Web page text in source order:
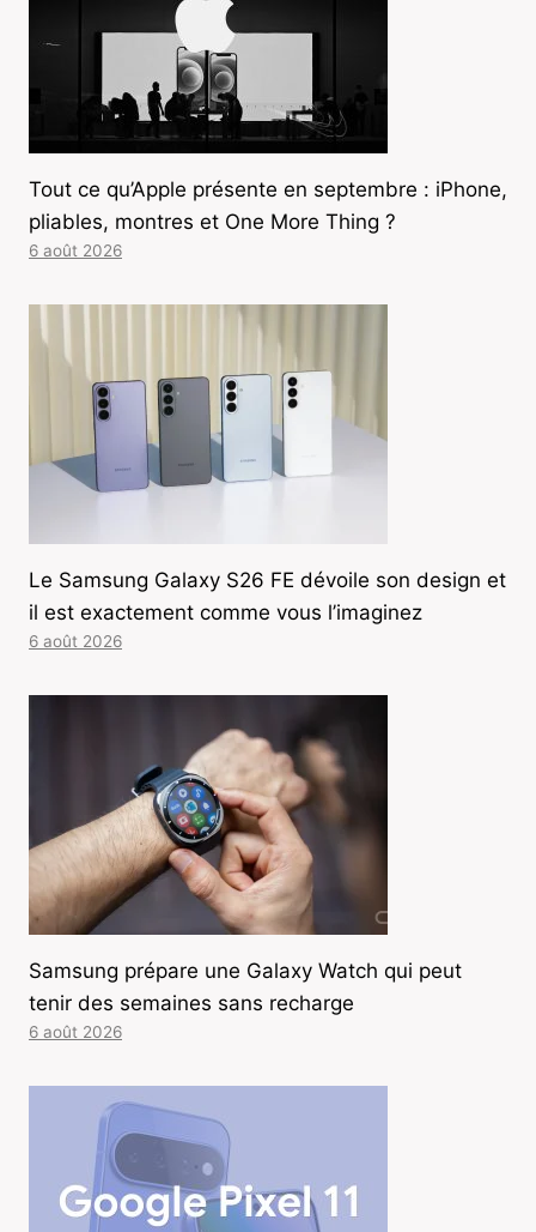
Tout ce qu’Apple présente en septembre : iPhone,
pliables, montres et One More Thing ?
6 août 2026
Le Samsung Galaxy S26 FE dévoile son design et
il est exactement comme vous l’imaginez
6 août 2026
Samsung prépare une Galaxy Watch qui peut
tenir des semaines sans recharge
6 août 2026